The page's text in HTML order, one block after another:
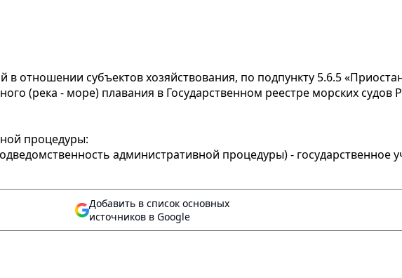
отношении субъектов хозяйствования, по подпункту 5.6.5
(река - море) плавания в Государственном реестре морских судов
процедуры:
административной процедуры) - государственное
Добавить в список основных
источников в Google